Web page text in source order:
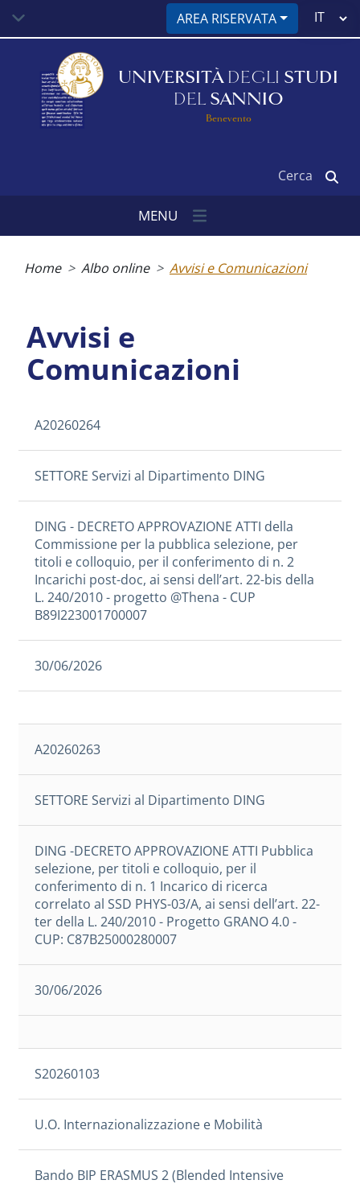
contenuto
AREA RISERVATA
Select
UNIVERSITÀ DEGLI STUDI
DEL SANNIO
Benevento
MENU
Home Albo online Avvisi e Comunicazioni
Avvisi e
Comunicazioni
A20260264
SETTORE Servizi al Dipartimento DING
DING - DECRETO APPROVAZIONE ATTI della
Commissione per la pubblica selezione, per
titoli e colloquio, per il conferimento di n. 2
Incarichi post-doc, ai sensi dell’art. 22-bis della
L. 240/2010 - progetto @Thena - CUP
B89I223001700007
30/06/2026
A20260263
SETTORE Servizi al Dipartimento DING
DING -DECRETO APPROVAZIONE ATTI Pubblica
selezione, per titoli e colloquio, per il
conferimento di n. 1 Incarico di ricerca
correlato al SSD PHYS-03/A, ai sensi dell’art. 22-
ter della L. 240/2010 - Progetto GRANO 4.0 -
CUP: C87B25000280007
30/06/2026
S20260103
U.O. Internazionalizzazione e Mobilità
Bando BIP ERASMUS 2 (Blended Intensive